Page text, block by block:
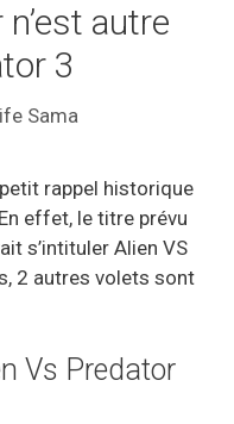
autre
3
Sama
rappel historique
effet, le titre prévu
s’intituler Alien VS
2 autres volets sont
Vs Predator